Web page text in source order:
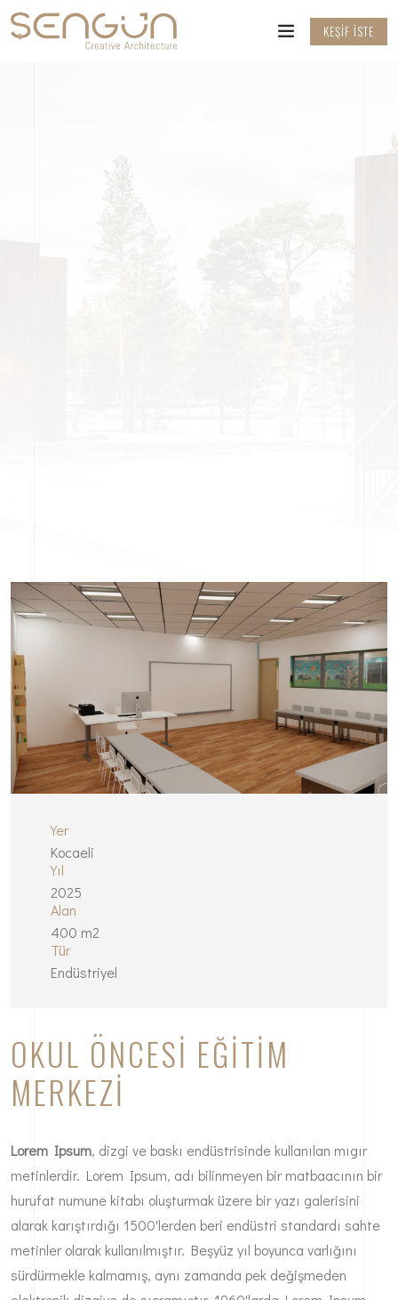
KEŞIF İSTE
Yer
Kocaeli
Yıl
2025
Alan
400 m2
Tür
Endüstriyel
OKUL ÖNCESI EĞITIM
MERKEZI
Lorem Ipsum, dizgi ve baskı endüstrisinde kullanılan mıgır
metinlerdir. Lorem Ipsum, adı bilinmeyen bir matbaacının bir
hurufat numune kitabı oluşturmak üzere bir yazı galerisini
alarak karıştırdığı 1500'lerden beri endüstri standardı sahte
metinler olarak kullanılmıştır. Beşyüz yıl boyunca varlığını
sürdürmekle kalmamış, aynı zamanda pek değişmeden